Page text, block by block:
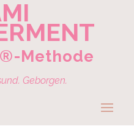
Methode
Geborgen.